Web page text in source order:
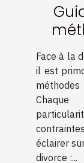
Face à la
il est
éclairer
divorce :...